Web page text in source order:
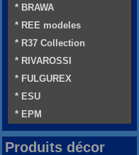
* BRAWA
* REE modeles
* R37 Collection
* RIVAROSSI
* FULGUREX
* ESU
* EPM
Produits décor